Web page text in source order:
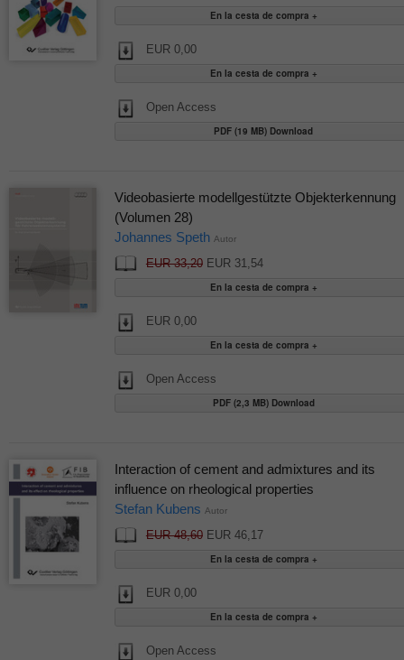
EUR 0,00
Open Access
PDF (19 MB) Download
Videobasierte modellgestützte Objekterkennung
(Volumen 28)
Johannes Speth Autor
EUR 33,20EUR 31,54
EUR 0,00
Open Access
PDF (2,3 MB) Download
Interaction of cement and admixtures and its
influence on rheological properties
Stefan Kubens Autor
EUR 48,60EUR 46,17
EUR 0,00
Open Access